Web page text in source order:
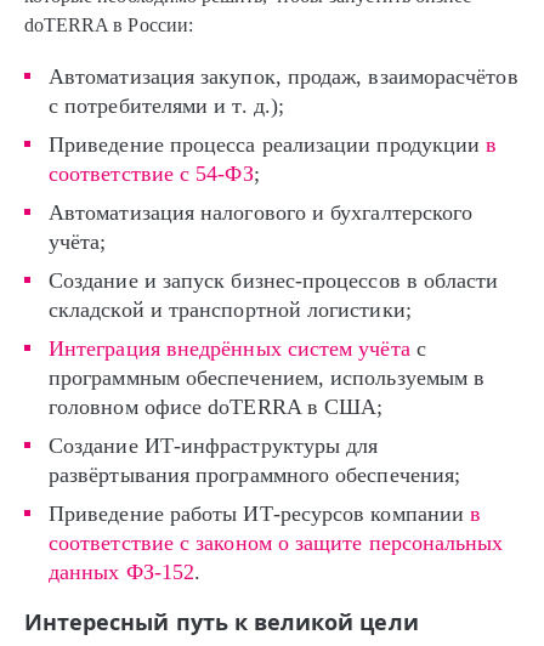
doTERRA в России:
Автоматизация закупок, продаж, взаиморасчётов
с потребителями и т. д.);
Приведение процесса реализации продукциив
соответствие с 54-ФЗ;
Автоматизация налогового и бухгалтерского
учёта;
Создание и запуск бизнес-процессов в области
складской и транспортной логистики;
Интеграция внедрённых систем учётас
программным обеспечением, используемым в
головном офисе doTERRA в США;
Создание ИТ-инфраструктуры для
развёртывания программного обеспечения;
Приведение работы ИТ-ресурсов компаниив
соответствие с законом о защите персональных
данных ФЗ-152.
Интересный путь к великой цели